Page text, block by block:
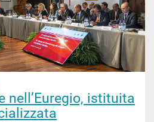
nell’Euregio, istituita